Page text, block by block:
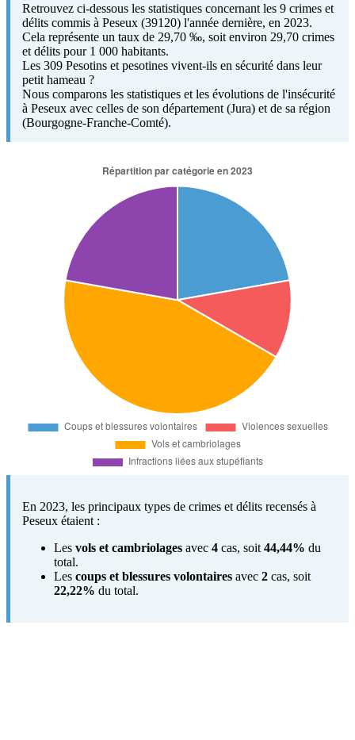
Retrouvez ci-dessous les statistiques concernant les 9 crimes et
délits commis à Peseux (39120) l'année dernière, en 2023.
Cela représente un taux de 29,70 ‰, soit environ 29,70 crimes
et délits pour 1 000 habitants.
Les 309 Pesotins et pesotines vivent-ils en sécurité dans leur
petit hameau ?
Nous comparons les statistiques et les évolutions de l'insécurité
à Peseux avec celles de son département (Jura) et de sa région
(Bourgogne-Franche-Comté).
En 2023, les principaux types de crimes et délits recensés à
Peseux étaient :
Les vols et cambriolages avec 4 cas, soit 44,44% du
total.
Les coups et blessures volontaires avec 2 cas, soit
22,22% du total.